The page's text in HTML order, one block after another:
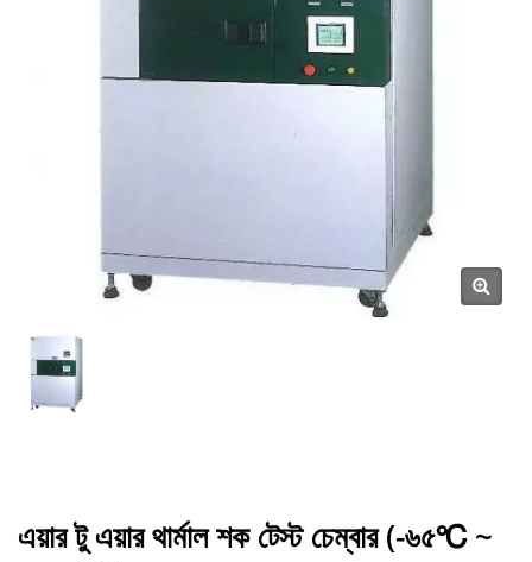
এয়ার টু এয়ার থার্মাল শক টেস্ট চেম্বার (-৬৫℃ ~